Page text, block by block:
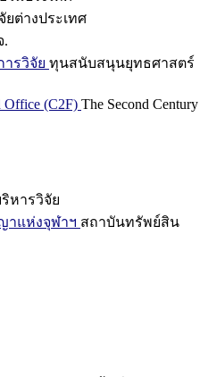
ยต่างประเทศ
.
รวิจัย ทุนสนับสนุนยุทธศาสตร์
Office (C2F) The Second Century
หารวิจัย
าแห่งจุฬาฯ สถาบันทรัพย์สิน